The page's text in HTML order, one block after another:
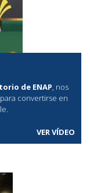
de ENAP , nos
convertirse en
VER VÍDEO